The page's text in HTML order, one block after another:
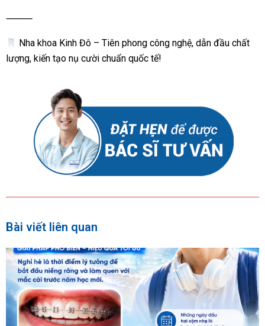
⸻
Nha khoa Kinh Đô – Tiên phong công nghệ, dẫn đầu chất
lượng, kiến tạo nụ cười chuẩn quốc tế!
Bài viết liên quan